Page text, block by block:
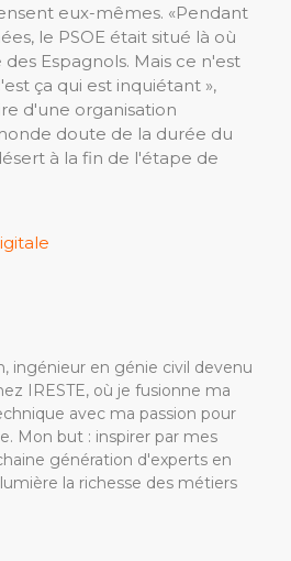
eux-mêmes. «Pendant
le PSOE était situé là où
Espagnols. Mais ce n'est
ça qui est inquiétant »,
d'une organisation
doute de la durée du
à la fin de l'étape de
ingénieur en génie civil devenu
IRESTE, où je fusionne ma
avec ma passion pour
Mon but : inspirer par mes
génération d'experts en
la richesse des métiers